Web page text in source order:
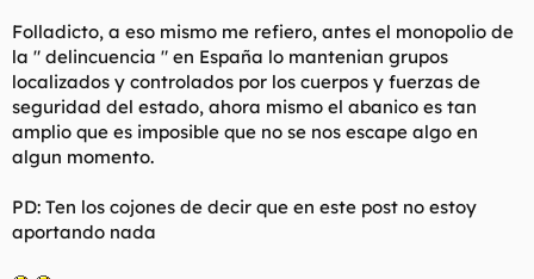
Folladicto, a eso mismo me refiero, antes el monopolio de
la " delincuencia " en España lo mantenian grupos
localizados y controlados por los cuerpos y fuerzas de
seguridad del estado, ahora mismo el abanico es tan
amplio que es imposible que no se nos escape algo en
algun momento.
PD: Ten los cojones de decir que en este post no estoy
aportando nada